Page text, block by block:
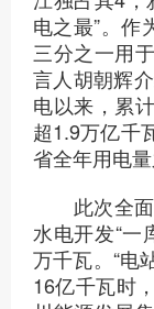
电之最”。作
三分之一用
言人胡朝辉
电以来，累
超1.9万亿千
省全年用电量
此次全面
水电开发“一
万千瓦。“电
16亿千瓦时